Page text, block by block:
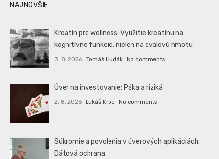
NAJNOVŠIE
Kreatín pre wellness: Využitie kreatínu na
kognitívne funkcie, nielen na svalovú hmotu
3. 8. 2026 Tomáš Hudák No comments
Úver na investovanie: Páka a riziká
2. 8. 2026 Lukáš Kroc No comments
Súkromie a povolenia v úverových aplikáciách:
Dátová ochrana